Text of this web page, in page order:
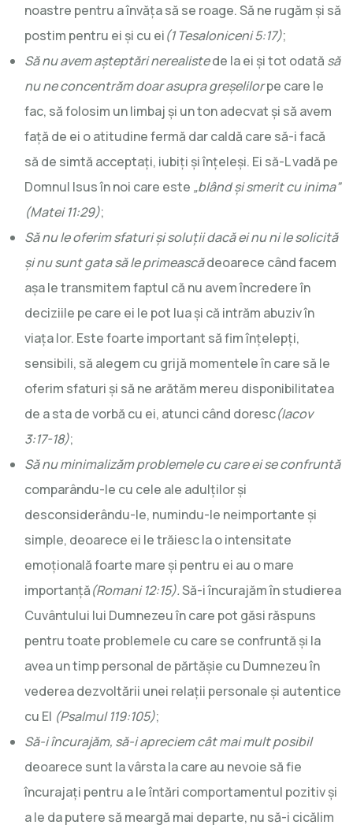
noastre pentru a învăța să se roage. Să ne rugăm și să
postim pentru ei și cu ei(1 Tesaloniceni 5:17);
Să nu avem așteptări nerealistede la ei și tot odată să
nu ne concentrăm doar asupra greșelilorpe care le
fac, să folosim un limbaj și un ton adecvat și să avem
față de ei o atitudine fermă dar caldă care să-i facă
să de simtă acceptați, iubiți și înțeleși. Ei să-L vadă pe
Domnul Isus în noi care este „blând și smerit cu inima”
(Matei 11:29);
Să nu le oferim sfaturi și soluții dacă ei nu ni le solicită
și nu sunt gata să le primeascădeoarece când facem
așa le transmitem faptul că nu avem încredere în
deciziile pe care ei le pot lua și că intrăm abuziv în
viața lor. Este foarte important să fim înțelepți,
sensibili, să alegem cu grijă momentele în care să le
oferim sfaturi și să ne arătăm mereu disponibilitatea
de a sta de vorbă cu ei, atunci când doresc(Iacov
3:17-18);
Să nu minimalizăm problemele cu care ei se confruntă
comparându-le cu cele ale adulților și
desconsiderându-le, numindu-le neimportante și
simple, deoarece ei le trăiesc la o intensitate
emoțională foarte mare și pentru ei au o mare
importanță(Romani 12:15).Să-i încurajăm în studierea
Cuvântului lui Dumnezeu în care pot găsi răspuns
pentru toate problemele cu care se confruntă și la
avea un timp personal de părtășie cu Dumnezeu în
vederea dezvoltării unei relații personale și autentice
cu El (Psalmul 119:105);
Să-i încurajăm, să-i apreciem cât mai mult posibil
deoarece sunt la vârsta la care au nevoie să fie
încurajați pentru a le întări comportamentul pozitiv și
a le da putere să meargă mai departe, nu să-i cicălim